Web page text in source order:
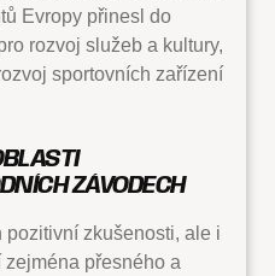
Evropy přinesl do
rozvoj služeb a kultury,
sportovních zařízení
ZÁVODECH
zkušenosti, ale i
zejména přesného a